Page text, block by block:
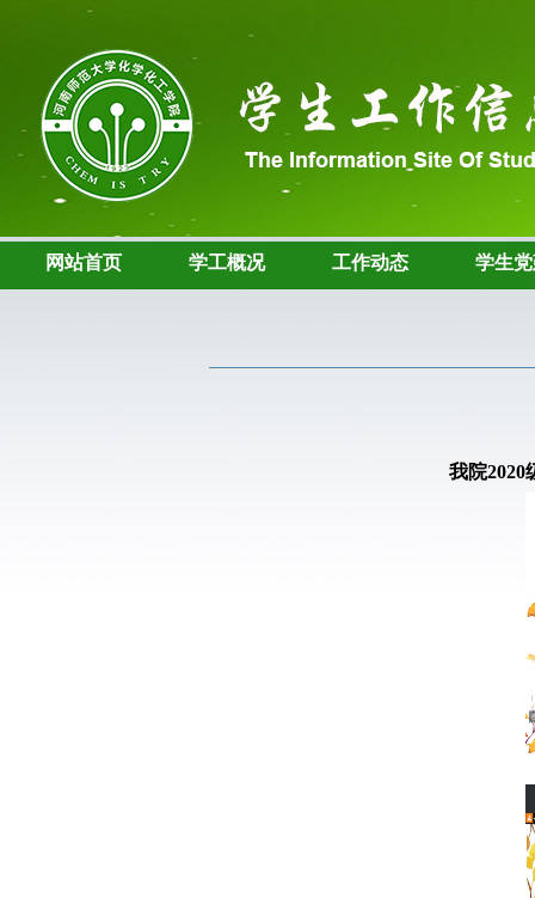
网站首页 学工概况 工作动态 学生
我院2020